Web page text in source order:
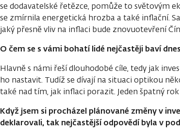
se dodavatelské řetězce, pomůže to světovým
se zmírnila energetická hrozba a také inflační.
jaký přesně vliv na inflaci bude znovuotevření
O čem se s vámi bohatí lidé nejčastěji baví
Hlavně s námi řeší dlouhodobé cíle, tedy jak
ho nastavit. Tudíž se dívají na situaci optikou
také nad tím, jak inflaci porazit. Jeden špatný
Když jsem si procházel plánované změny v
deklarovali, tak nejčastější odpovědí byla v